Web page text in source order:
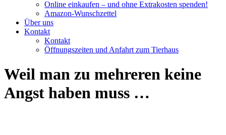
Online einkaufen – und ohne Extrakosten spenden!
Amazon-Wunschzettel
Über uns
Kontakt
Kontakt
Öffnungszeiten und Anfahrt zum Tierhaus
Weil man zu mehreren keine
Angst haben muss …